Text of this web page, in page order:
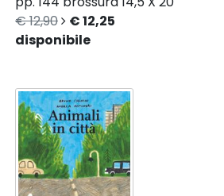
€ 12,90
€ 12,25
disponibile